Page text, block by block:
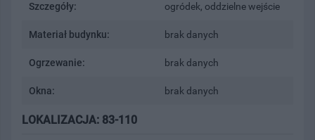
Szczegóły: ogródek, oddzielne wejście
Materiał budynku: brak danych
Ogrzewanie: brak danych
Okna: brak danych
LOKALIZACJA: 83-110